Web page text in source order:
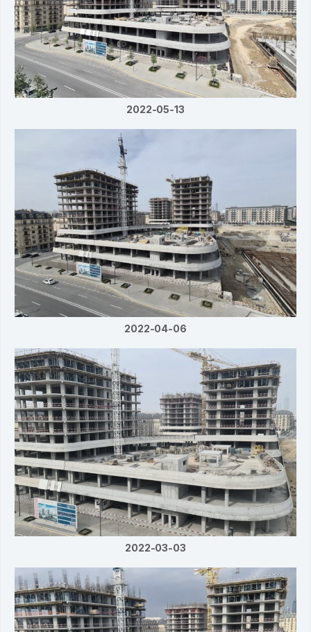
2022-05-13
2022-04-06
2022-03-03